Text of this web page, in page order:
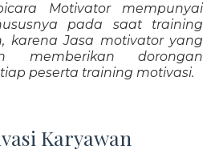
Motivator mempunyai
pada saat training
karena Jasa motivator yang
memberikan dorongan
peserta training motivasi.
Karyawan